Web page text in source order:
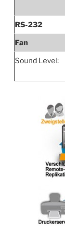
RS-232
Fan
Sound Level: